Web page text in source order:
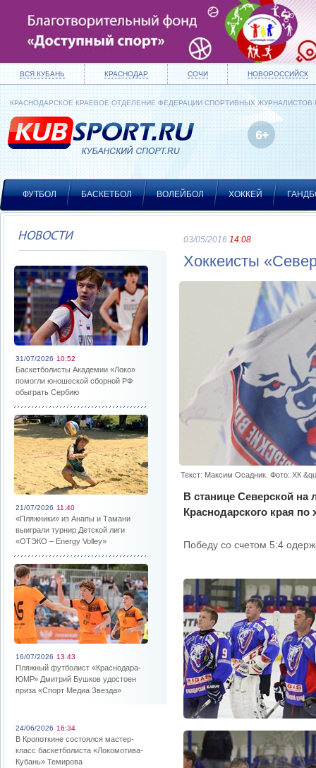
ВСЯ КУБАНЬ КРАСНОДАР СОЧИ НОВОРОССИЙСК
КРАСНОДАРСКОЕ КРАЕВОЕ ОТДЕЛЕНИЕ ФЕДЕРАЦИИ СПОРТИВНЫХ ЖУРНАЛИСТОВ
ФУТБОЛ БАСКЕТБОЛ ВОЛЕЙБОЛ ХОККЕЙ
НОВОСТИ
31/07/2026 10:52
Баскетболисты Академии «Локо»
помогли юношеской сборной РФ
обыграть Сербию
21/07/2026 11:40
«Пляжники» из Анапы и Тамани
выиграли турнир Детской лиги
«ОТЭКО – Energy Volley»
16/07/2026 13:43
Пляжный футболист «Краснодара-
ЮМР» Дмитрий Бушков удостоен
приза «Спорт Медиа Звезда»
24/06/2026 16:34
В Кропоткине состоялся мастер-
класс баскетболиста «Локомотива-
Кубань» Темирова
03/05/2016 14:08
Хоккеисты
Текст: Максим Осадник. Фото: ХК
В станице Северской на
Краснодарского края
Победу со счетом 5:4